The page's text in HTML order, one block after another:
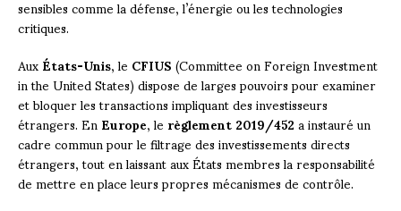
sensibles comme la défense, l’énergie ou les technologies
critiques.
AuxÉtats-Unis, leCFIUS(Committee on Foreign Investment
in the United States) dispose de larges pouvoirs pour examiner
et bloquer les transactions impliquant des investisseurs
étrangers. EnEurope, lerèglement 2019/452a instauré un
cadre commun pour le filtrage des investissements directs
étrangers, tout en laissant aux États membres la responsabilité
de mettre en place leurs propres mécanismes de contrôle.